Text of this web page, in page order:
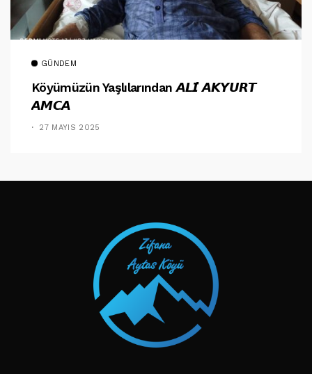
GÜNDEM
Köyümüzün Yaşlılarından 𝘼𝙇𝙄̇ 𝘼𝙆𝙔𝙐𝙍𝙏
𝘼𝙈𝘾𝘼
27 MAYIS 2025
TAKIP ET